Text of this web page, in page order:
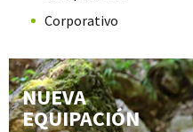
Corporativo
NUEVA
EQUIPACIÓN